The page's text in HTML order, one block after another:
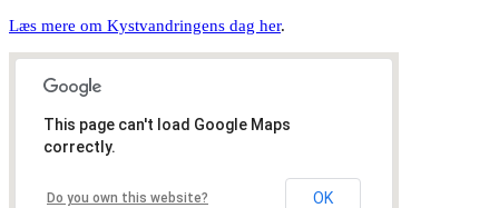
Læs mere om Kystvandringens dag her.
This page can't load Google Maps
correctly.
Do you own this website? OK